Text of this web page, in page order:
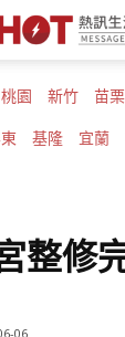
桃園 新竹 苗栗
基隆 宜蘭
整
06